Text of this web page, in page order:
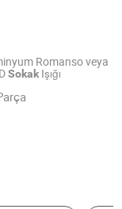
Romanso veya
SokakIşığı